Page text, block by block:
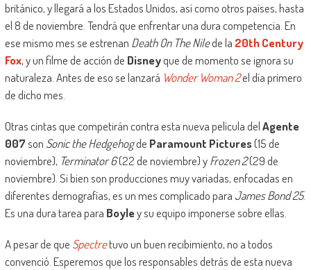
británico, y llegará a los Estados Unidos, así como otros países, hasta
el 8 de noviembre. Tendrá que enfrentar una dura competencia. En
ese mismo mes se estrenan Death On The Nilede la 20th Century
Fox, y un filme de acción de Disneyque de momento se ignora su
naturaleza. Antes de eso se lanzará Wonder Woman 2el día primero
de dicho mes.
Otras cintas que competirán contra esta nueva película delAgente
007son Sonic the Hedgehogde Paramount Pictures(15 de
noviembre), Terminator 6(22 de noviembre) yFrozen 2(29 de
noviembre). Si bien son producciones muy variadas, enfocadas en
diferentes demografías, es un mes complicado para James Bond 25.
Es una dura tarea para Boyley su equipo imponerse sobre ellas.
A pesar de que Spectretuvo un buen recibimiento, no a todos
convenció. Esperemos que los responsables detrás de esta nueva